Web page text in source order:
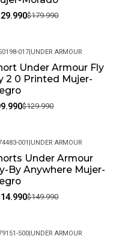
$179.990
-23%
017 UNDER ARMOUR
Under Armour Fly
2 0 Printed Mujer-
$129.990
-23%
001 |UNDER ARMOUR
Under Armour
By Anywhere Mujer-
$149.990
500|UNDER ARMOUR